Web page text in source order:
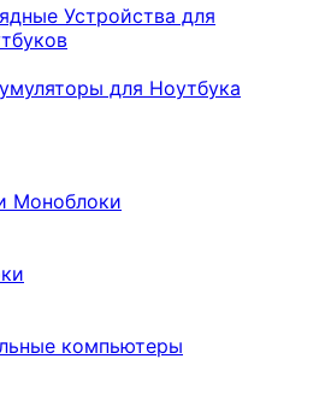
Устройства для
для Ноутбука
Моноблоки
компьютеры